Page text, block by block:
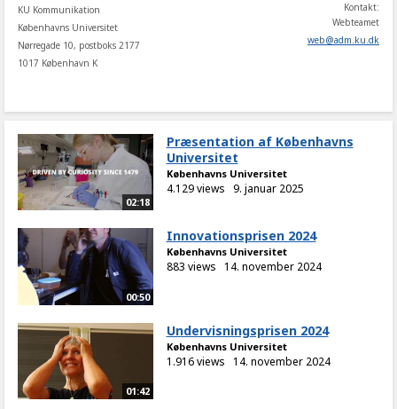
KU Kommunikation
Københavns Universitet
Nørregade 10, postboks 2177
1017 København K
Kontakt:
Webteamet
web@adm.ku.dk
02:18
Præsentation af Københavns
Universitet
Københavns Universitet
4.129 views 9. januar 2025
00:50
Innovationsprisen 2024
Københavns Universitet
883 views 14. november 2024
01:42
Undervisningsprisen 2024
Københavns Universitet
1.916 views 14. november 2024